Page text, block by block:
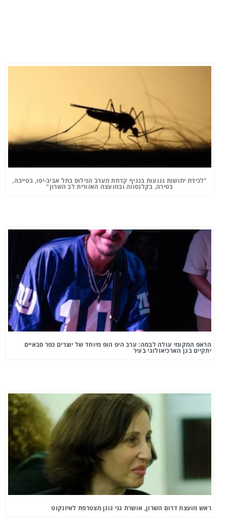
"לכידת יתושות נגועות בנגיף קדחת מערב הנילוס בתל אביב-יפו, בטייבה,
בטירה, בקלנסווה ובמועצה האזורית לב השרון"
הראפ המקומי עולה לבמה: ערב היפ הופ מיוחד של יוצרים כפר סבאיים
יתקיים בגן הארכיאולוגי בעיר
ראש מועצת דרום השרון, אושרת גני גונן מצטרפת לאיזנקוט